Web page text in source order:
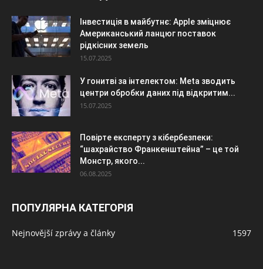
Інвестиція в майбутнє: Apple зміцнює
Американський ланцюг поставок
рідкісних земель
15.07.2025
У гонитві за інтелектом: Meta зводить
центри обробки даних під відкритим...
15.07.2025
Повірте експерту з кібербезпеки:
“шахрайство Франкенштейна” – це той
Монстр, якого...
06.08.2025
ПОПУЛЯРНА КАТЕГОРІЯ
Nejnovější zprávy a články 1597